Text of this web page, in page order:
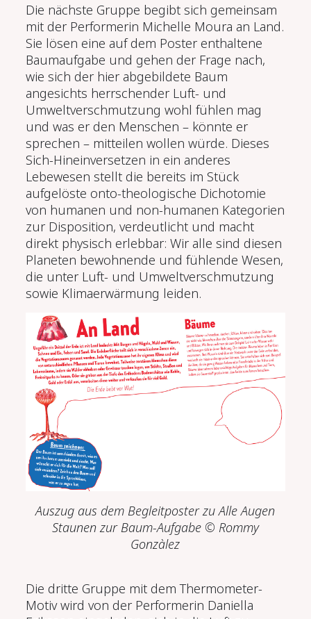
Die nächste Gruppe begibt sich gemeinsam
mit der Performerin Michelle Moura an Land.
Sie lösen eine auf dem Poster enthaltene
Baumaufgabe und gehen der Frage nach,
wie sich der hier abgebildete Baum
angesichts herrschender Luft- und
Umweltverschmutzung wohl fühlen mag
und was er den Menschen – könnte er
sprechen – mitteilen wollen würde. Dieses
Sich-Hineinversetzen in ein anderes
Lebewesen stellt die bereits im Stück
aufgelöste onto-theologische Dichotomie
von humanen und non-humanen Kategorien
zur Disposition, verdeutlicht und macht
direkt physisch erlebbar: Wir alle sind diesen
Planeten bewohnende und fühlende Wesen,
die unter Luft- und Umweltverschmutzung
sowie Klimaerwärmung leiden.
Auszug aus dem Begleitposter zuAlle Augen
Staunenzur Baum-Aufgabe © Rommy
Gonzàlez
Die dritte Gruppe mit dem Thermometer-
Motiv wird von der Performerin Daniella